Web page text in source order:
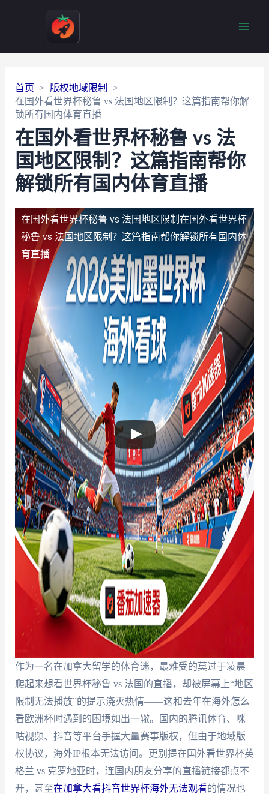
首页
版权地域限制
在国外看世界杯秘鲁 vs 法国地区限制？这篇指南帮你解
锁所有国内体育直播
在国外看世界杯秘鲁 vs 法
国地区限制？这篇指南帮你
解锁所有国内体育直播
在国外看世界杯秘鲁 vs 法国地区限制 在国外看世界杯
秘鲁 vs 法国地区限制？这篇指南帮你解锁所有国内体
育直播
作为一名在加拿大留学的体育迷，最难受的莫过于凌晨
爬起来想看世界杯秘鲁 vs 法国的直播，却被屏幕上“地区
限制无法播放”的提示浇灭热情——这和去年在海外怎么
看欧洲杯时遇到的困境如出一辙。国内的腾讯体育、咪
咕视频、抖音等平台手握大量赛事版权，但由于地域版
权协议，海外IP根本无法访问。更别提在国外看世界杯英
格兰 vs 克罗地亚时，连国内朋友分享的直播链接都点不
开，甚至在加拿大看抖音世界杯海外无法观看的情况也